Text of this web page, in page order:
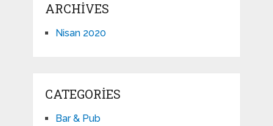
ARCHIVES
Nisan 2020
CATEGORIES
Bar & Pub